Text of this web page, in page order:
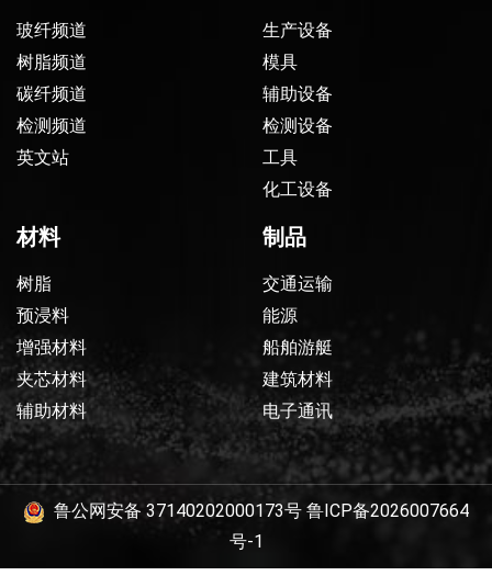
玻纤频道
树脂频道
碳纤频道
检测频道
英文站
生产设备
模具
辅助设备
检测设备
工具
化工设备
材料
树脂
预浸料
增强材料
夹芯材料
辅助材料
制品
交通运输
能源
船舶游艇
建筑材料
电子通讯
鲁公网安备 37140202000173号 鲁ICP备2026007664
号-1